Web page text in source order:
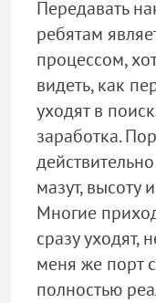
Передавать
ребятам
процессом,
видеть, как
уходят в
заработка.
мазут, высоту
Многие
сразу уходят,
меня же порт
полностью